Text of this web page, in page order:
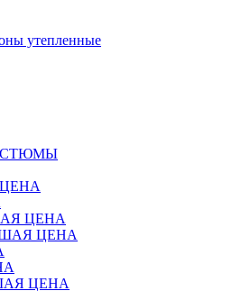
утепленные
ЦЕНА
ЦЕНА
ЦЕНА
ЦЕНА